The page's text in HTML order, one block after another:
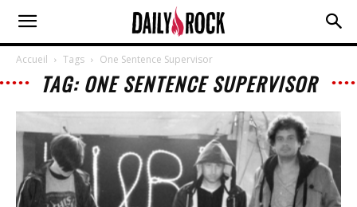
Accueil Tags One Sentence Supervisor
TAG: ONE SENTENCE SUPERVISOR